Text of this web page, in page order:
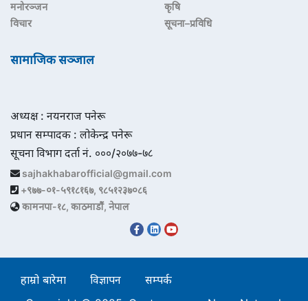
मनोरञ्जन
विचार
कृषि
सूचना–प्रविधि
सामाजिक सञ्जाल
अध्यक्ष : नयनराज पनेरू
प्रधान सम्पादक : लोकेन्द्र पनेरू
सूचना विभाग दर्ता नं. ०००/२०७७-७८
sajhakhabarofficial@gmail.com
+९७७-०१-५९१८१६७, ९८५१२३७०८६
कामनपा-१८, काठमाडौं, नेपाल
हाम्रो बारेमा विज्ञापन
सम्पर्क